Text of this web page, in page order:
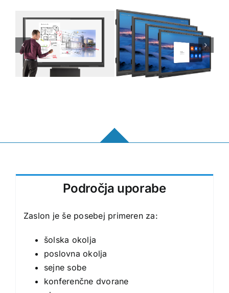
Področja uporabe
Zaslon je še posebej primeren za:
šolska okolja
poslovna okolja
sejne sobe
konferenčne dvorane
pisarne